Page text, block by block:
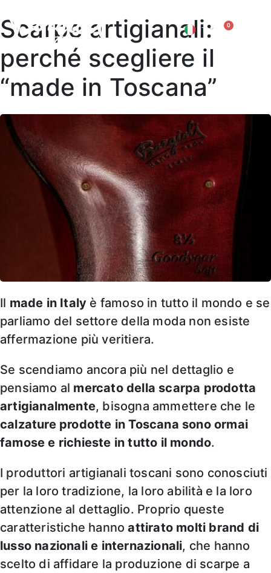
IT
EN
0
Scarpe artigianali:
perché scegliere il
“made in Toscana”
Il made in Italy è famoso in tutto il mondo e se
parliamo del settore della moda non esiste
affermazione più veritiera.
Se scendiamo ancora più nel dettaglio e
pensiamo al mercato della scarpa prodotta
artigianalmente, bisogna ammettere che le
calzature prodotte in Toscana sono ormai
famose e richieste in tutto il mondo.
I produttori artigianali toscani sono conosciuti
per la loro tradizione, la loro abilità e la loro
attenzione al dettaglio. Proprio queste
caratteristiche hannoattirato molti brand di
lusso nazionali e internazionali, che hanno
scelto di affidare la produzione di scarpe a